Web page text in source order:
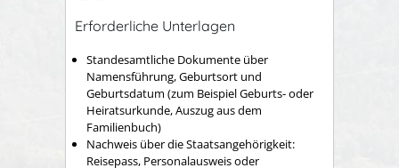
Erforderliche Unterlagen
Standesamtliche Dokumente über
Namensführung, Geburtsort und
Geburtsdatum (zum Beispiel Geburts- oder
Heiratsurkunde, Auszug aus dem
Familienbuch)
Nachweis über die Staatsangehörigkeit:
Reisepass, Personalausweis oder